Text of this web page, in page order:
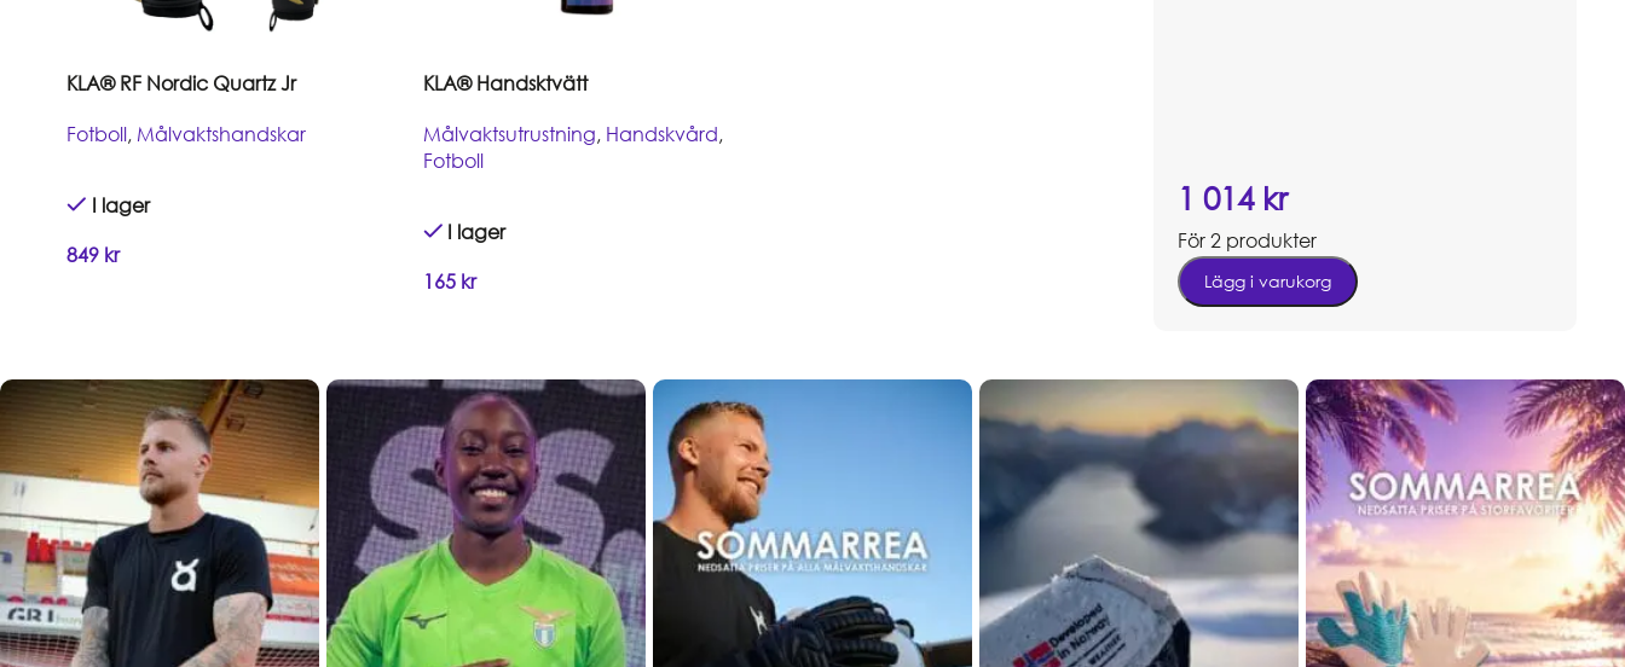
KLA® RF Nordic Quartz Jr
Fotboll, Målvaktshandskar
I lager
849 kr
KLA® Handsktvätt
Målvaktsutrustning, Handskvård,
Fotboll
I lager
165 kr
1 014 kr
För 2 produkter
Lägg i varukorg